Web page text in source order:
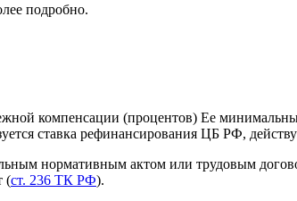
подробно.
компенсации (процентов) Ее
ставка рефинансирования ЦБ РФ,
нормативным актом или трудовым
(ст. 236 ТК РФ).